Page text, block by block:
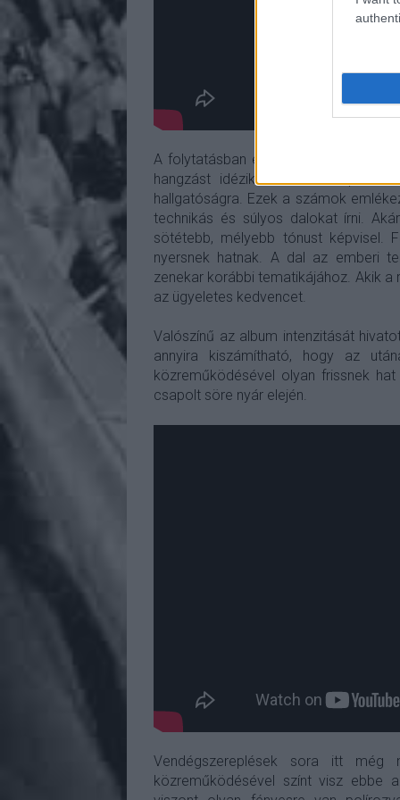
A folytatásban egymás után érkező
hangzást idézik, ahol a komplex
hallgatóságra. Ezek a számok
technikás és súlyos dalokat írni.
sötétebb, mélyebb tónust képvisel.
nyersnek hatnak. A dal az emberi
zenekar korábbi tematikájához. Akik
az ügyeletes kedvencet.
Valószínű az album intenzitását
annyira kiszámítható, hogy az
közreműködésével olyan frissnek
csapolt söre nyár elején.
Vendégszereplések sora itt
közreműködésével színt visz ebbe